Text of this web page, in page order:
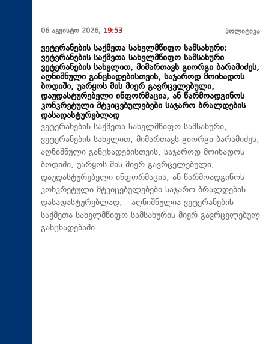
06 აგვისტო 2026, 19:53 პოლიტიკა
ვეტერანების საქმეთა სახელმწიფო სამსახური:
ვეტერანების საქმეთა სახელმწიფო სამსახური
ვეტერანების სახელით, მიმართავს გიორგი ბარამიძეს,
აღნიშნული განცხადებისთვის, საჯაროდ მოიხადოს
ბოდიში, უარყოს მის მიერ გავრცელებული,
დაუდასტურებელი ინფორმაცია, ან წარმოადგინოს
კონკრეტული მტკიცებულებები საჯარო ბრალდების
დასადასტურებლად
ვეტერანების საქმეთა სახელმწიფო სამსახური,
ვეტერანების სახელით, მიმართავს გიორგი ბარამიძეს,
აღნიშნული განცხადებისთვის, საჯაროდ მოიხადოს
ბოდიში, უარყოს მის მიერ გავრცელებული,
დაუდასტურებელი ინფორმაცია, ან წარმოადგინოს
კონკრეტული მტკიცებულებები საჯარო ბრალდების
დასადასტურებლად, - აღნიშნულია ვეტერანების
საქმეთა სახელმწიფო სამსახურის მიერ გავრცელებულ
განცხადებაში.